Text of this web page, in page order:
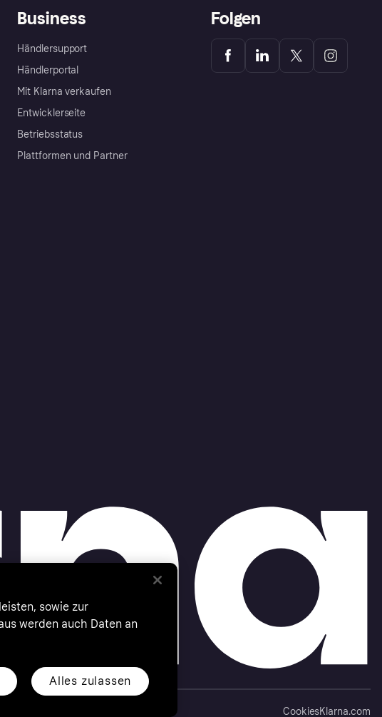
Business
Händlersupport
Händlerportal
Mit Klarna verkaufen
Entwicklerseite
Betriebsstatus
Plattformen und Partner
Folgen
CookiesKlarna.com
sowie zur
werden auch Daten an
Alles zulassen